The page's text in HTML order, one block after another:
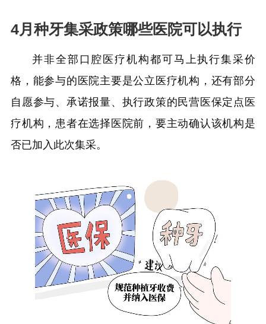
4月种牙集采政策哪些医院可以执行
并非全部口腔医疗机构都可马上执行集采价
格，能参与的医院主要是公立医疗机构，还有部分
自愿参与、承诺报量、执行政策的民营医保定点医
疗机构，患者在选择医院前，要主动确认该机构是
否已加入此次集采。